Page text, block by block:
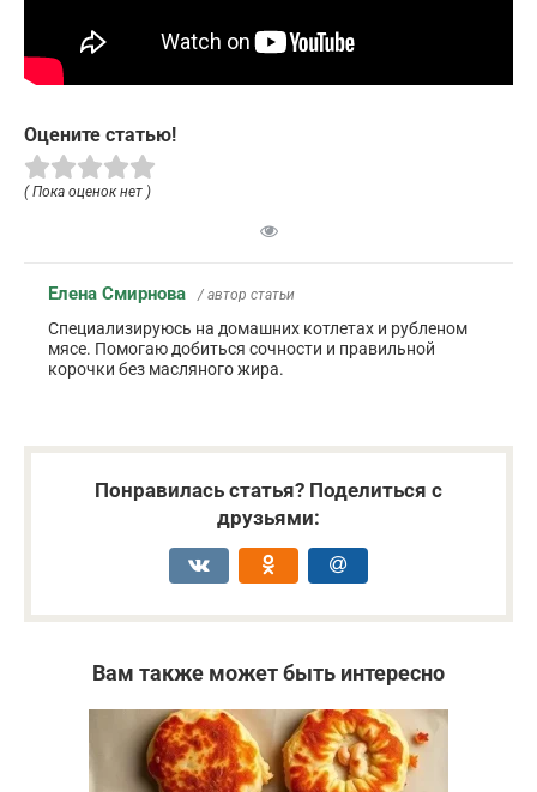
Оцените статью!
( Пока оценок нет )
Елена Смирнова / автор статьи
Специализируюсь на домашних котлетах и рубленом
мясе. Помогаю добиться сочности и правильной
корочки без масляного жира.
Понравилась статья? Поделиться с
друзьями:
Вам также может быть интересно